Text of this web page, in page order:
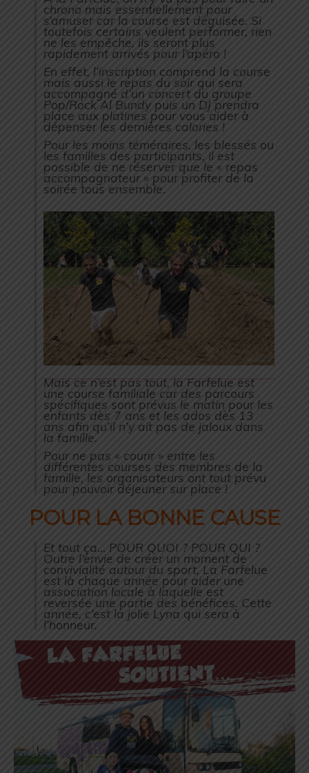
chrono mais essentiellement pour
s’amuser car la course est déguisée. Si
toutefois certains veulent performer, rien
ne les empêche, ils seront plus
rapidement arrivés pour l’apéro !
En effet, l’inscription comprend la course
mais aussi le repas du soir qui sera
accompagné d’un concert du groupe
Pop/Rock Al Bundy puis un DJ prendra
place aux platines pour vous aider à
dépenser les dernières calories !
Pour les moins téméraires, les blessés ou
les familles des participants, il est
possible de ne réserver que le « repas
accompagnateur » pour profiter de la
soirée tous ensemble.
Mais ce n’est pas tout, la Farfelue est
une course familiale car des parcours
spécifiques sont prévus le matin pour les
enfants dès 7 ans et les ados dès 13
ans afin qu’il n’y ait pas de jaloux dans
la famille.
Pour ne pas « courir » entre les
différentes courses des membres de la
famille, les organisateurs ont tout prévu
pour pouvoir déjeuner sur place !
POUR LA BONNE CAUSE
Et tout ça… POUR QUOI ? POUR QUI ?
Outre l’envie de créer un moment de
convivialité autour du sport, La Farfelue
est là chaque année pour aider une
association locale à laquelle est
reversée une partie des bénéfices. Cette
année, c’est la jolie Lyna qui sera à
l’honneur.